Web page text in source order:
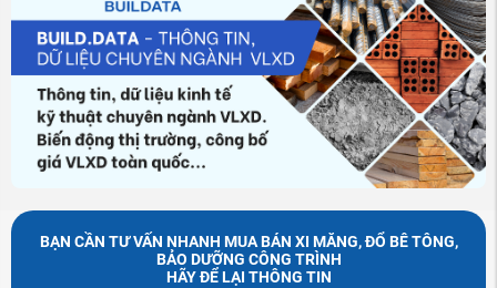
BẠN CẦN TƯ VẤN NHANH MUA BÁN XI MĂNG, ĐỔ BÊ TÔNG,
BẢO DƯỠNG CÔNG TRÌNH
HÃY ĐỂ LẠI THÔNG TIN